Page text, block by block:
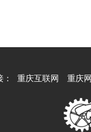
重庆互联网 重庆网